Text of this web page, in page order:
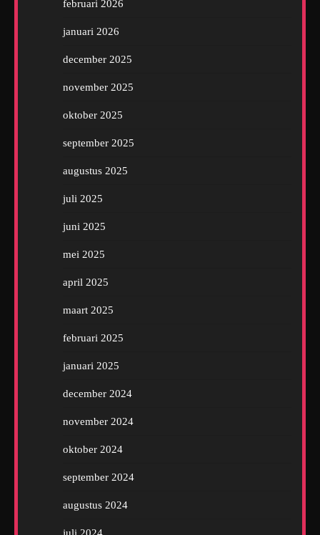
februari 2026
januari 2026
december 2025
november 2025
oktober 2025
september 2025
augustus 2025
juli 2025
juni 2025
mei 2025
april 2025
maart 2025
februari 2025
januari 2025
december 2024
november 2024
oktober 2024
september 2024
augustus 2024